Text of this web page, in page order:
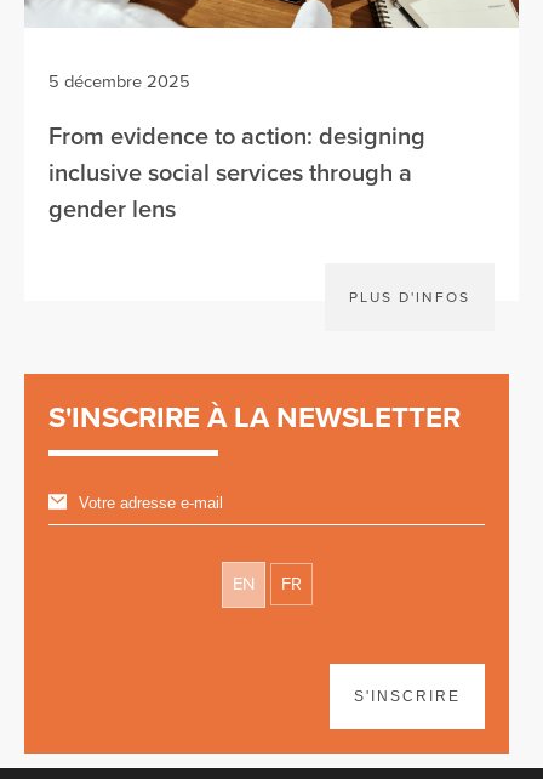
5 décembre 2025
From evidence to action: designing
inclusive social services through a
gender lens
PLUS D'INFOS
S'INSCRIRE À LA NEWSLETTER
EN FR
S'INSCRIRE